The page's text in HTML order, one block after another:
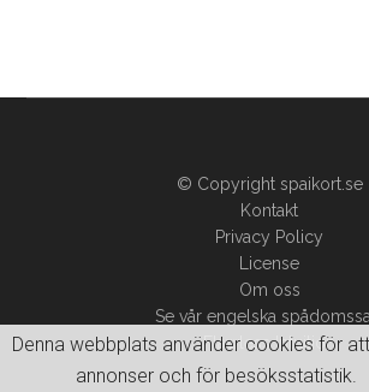
© Copyright spaikort.se
Kontakt
Privacy Policy
License
Om oss
Se vår engelska
Flawless Intuition
Denna webbplats använder cookies för
annonser och för besöksstatistik.